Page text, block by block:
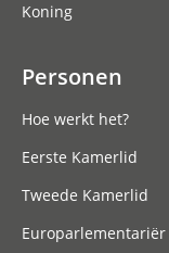
Koning
Personen
Hoe werkt het?
Eerste Kamerlid
Tweede Kamerlid
Europarlementariër